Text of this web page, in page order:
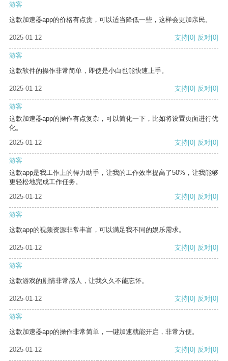
游客
这款加速器app的价格有点贵，可以适当降低一些，这样会更加亲民。
2025-01-12 支持[0] 反对[0]
游客
这款软件的操作非常简单，即使是小白也能快速上手。
2025-01-12 支持[0] 反对[0]
游客
这款加速器app的操作有点复杂，可以简化一下，比如将设置页面进行优
化。
2025-01-12
支持[0] 反对[0]
游客
这款app是我工作上的得力助手，让我的工作效率提高了50%，让我能够
更轻松地完成工作任务。
2025-01-12
支持[0] 反对[0]
游客
这款app的视频资源非常丰富，可以满足我不同的娱乐需求。
2025-01-12 支持[0] 反对[0]
游客
这款游戏的剧情非常感人，让我久久不能忘怀。
2025-01-12 支持[0] 反对[0]
游客
这款加速器app的操作非常简单，一键加速就能开启，非常方便。
2025-01-12 支持[0] 反对[0]